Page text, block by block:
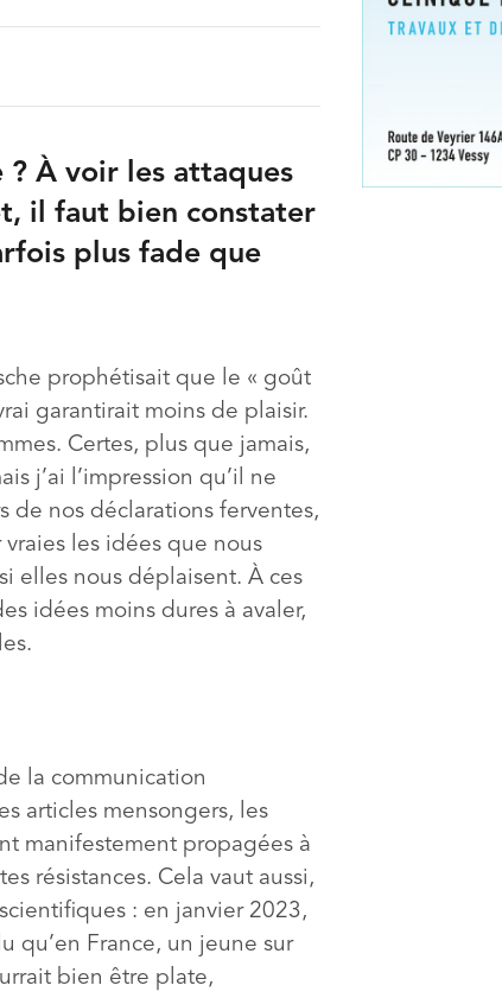
? À voir les attaques
il faut bien constater
plus fade que
prophétisait que le « goût
garantirait moins de plaisir.
Certes, plus que jamais,
j’ai l’impression qu’il ne
de nos déclarations ferventes,
les idées que nous
elles nous déplaisent. À ces
idées moins dures à avaler,
la communication
articles mensongers, les
manifestement propagées à
résistances. Cela vaut aussi,
: en janvier 2023,
qu’en France, un jeune sur
bien être plate,